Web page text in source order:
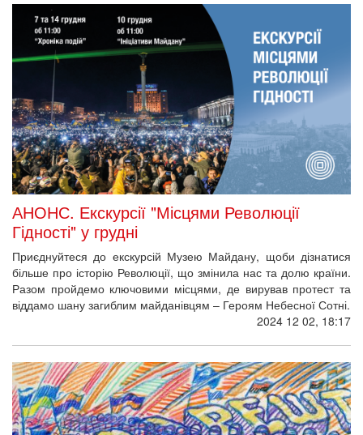
АНОНС. Екскурсії "Місцями Революції
Гідності" у грудні
Приєднуйтеся до екскурсій Музею Майдану, щоби дізнатися
більше про історію Революції, що змінила нас та долю країни.
Разом пройдемо ключовими місцями, де вирував протест та
віддамо шану загиблим майданівцям – Героям Небесної Сотні.
2024 12 02, 18:17